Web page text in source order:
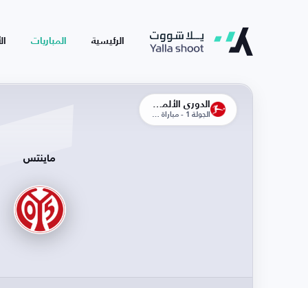
الرئيسية المباريات
الجولة 1 - مباراة الذهاب
ماينتس